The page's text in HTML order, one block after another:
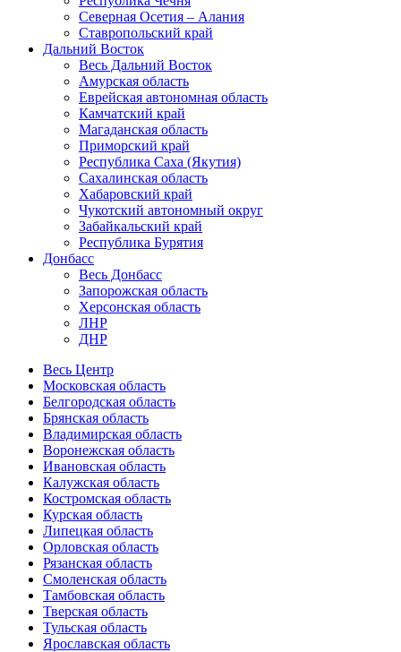
Северная Осетия – Алания
Ставропольский край
Дальний Восток
Весь Дальний Восток
Амурская область
Еврейская автономная область
Камчатский край
Магаданская область
Приморский край
Республика Саха (Якутия)
Сахалинская область
Хабаровский край
Чукотский автономный округ
Забайкальский край
Республика Бурятия
Донбасс
Весь Донбасс
Запорожская область
Херсонская область
ЛНР
ДНР
Весь Центр
Московская область
Белгородская область
Брянская область
Владимирская область
Воронежская область
Ивановская область
Калужская область
Костромская область
Курская область
Липецкая область
Орловская область
Рязанская область
Смоленская область
Тамбовская область
Тверская область
Тульская область
Ярославская область